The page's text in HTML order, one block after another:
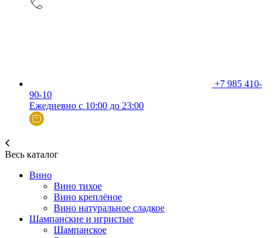
+7 985 410-
90-10
Ежедневно с 10:00 до 23:00
Весь каталог
Вино
Вино тихое
Вино креплёное
Вино натуральное сладкое
Шампанские и игристые
Шампанское